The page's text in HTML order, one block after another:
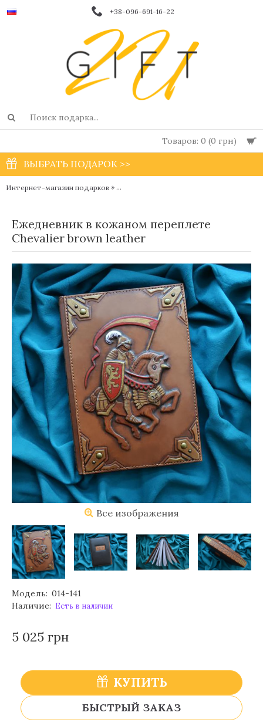
+38-096-691-16-22
Товаров: 0 (0 грн)
ВЫБРАТЬ ПОДАРОК >>
Интернет-магазин подарков » Мужские дизайнерские блокноты и
Ежедневник в кожаном переплете
Сhevalier brown leather
Все изображения
Модель: 014-141
Наличие: Есть в наличии
5 025 грн
КУПИТЬ
БЫСТРЫЙ ЗАКАЗ